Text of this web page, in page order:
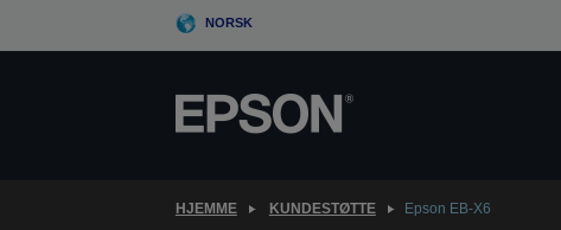
NORSK
HJEMME KUNDESTØTTE Epson EB-X6